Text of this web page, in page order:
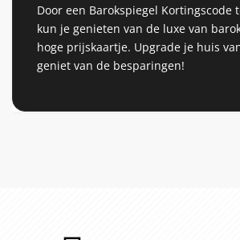
Door een Barokspiegel Kortingscode
kun je genieten van de luxe van
hoge prijskaartje. Upgrade je huis
geniet van de besparingen!